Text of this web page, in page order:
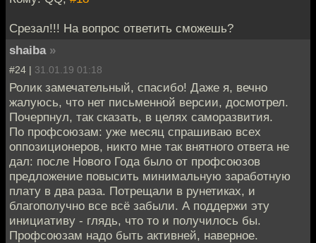
Срезал!!! На вопрос ответить сможешь?
shaiba »
#24 | 31.01.19 01:18
Ролик замечательный, спасибо! Даже я, вечно
жалуюсь, что нет письменной версии, досмотрел.
Почерпнул, так сказать, в целях саморазвития.
По профсоюзам: уже месяц спрашиваю всех
оппозиционеров, никто мне так внятного ответа не
дал: после Нового Года было от профсоюзов
предложение повысить минимальную заработную
плату в два раза. Потрещали в рунетиках, и
благополучно все всё забыли. А поддержи эту
инициативу - глядь, что то и получилось бы.
Профсоюзам надо быть активней, наверное.